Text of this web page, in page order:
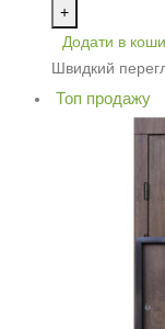
+
Додати в
Швидкий
Топ продажу